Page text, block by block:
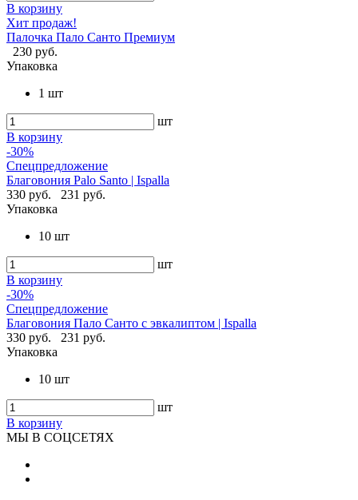
В корзину
Хит продаж!
Палочка Пало Санто Премиум
230 руб.
Упаковка
1 шт
шт
В корзину
-30%
Спецпредложение
Благовония Palo Santo | Ispalla
330 руб.
231 руб.
Упаковка
10 шт
шт
В корзину
-30%
Спецпредложение
Благовония Пало Санто с эвкалиптом | Ispalla
330 руб.
231 руб.
Упаковка
10 шт
шт
В корзину
МЫ В СОЦСЕТЯХ